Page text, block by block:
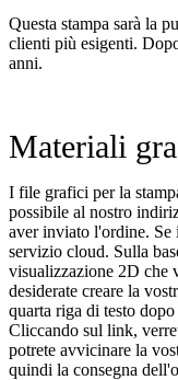
Questa stampa sarà la
clienti più esigenti.
anni.
Materiali
I file grafici per la
possibile al nostro
aver inviato l'ordine.
servizio cloud. Sulla
visualizzazione 2D che
desiderate creare la
quarta riga di testo
Cliccando sul link,
potrete avvicinare la
quindi la consegna